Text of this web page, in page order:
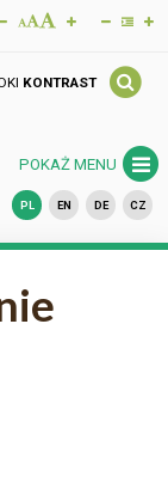
KONTRAST
POKAŻ MENU
PL EN DE CZ